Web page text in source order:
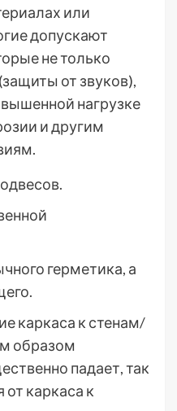
или
допускают
не только
от звуков),
нагрузке
и другим
герметика, а
каркаса к стенам/
образом
падает, так
от каркаса к